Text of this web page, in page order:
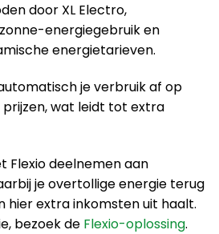
door XL Electro,
energiegebruik en
energietarieven.
je verbruik af op
wat leidt tot extra
Flexio deelnemen aan
je overtollige energie terug
hier extra inkomsten uit haalt.
bezoek de Flexio-oplossing.